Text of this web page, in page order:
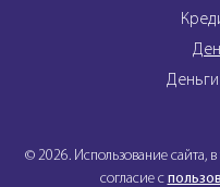
© 2026. Использование сайта,
согласие с